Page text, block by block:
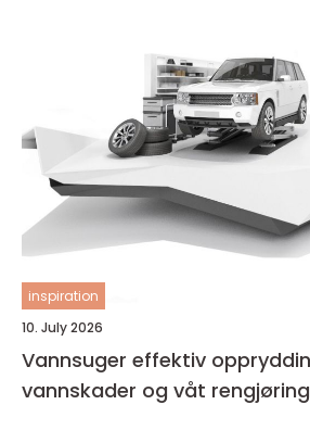
inspiration
10. July 2026
Vannsuger effektiv opprydding ved
vannskader og våt rengjøring